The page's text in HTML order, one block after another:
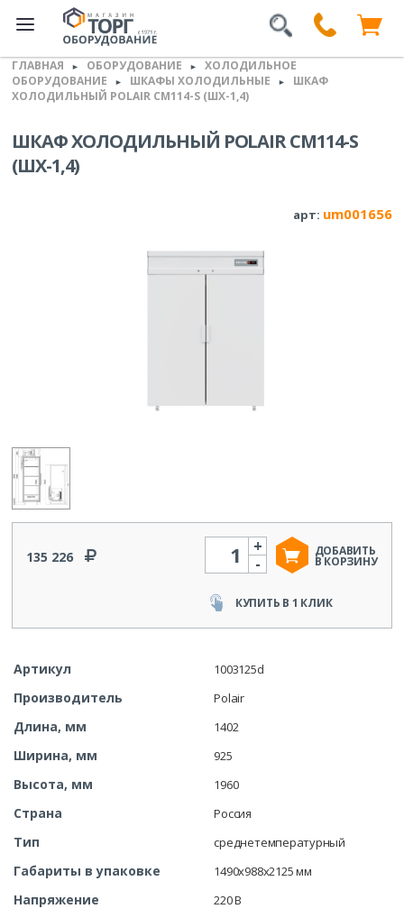
ГЛАВНАЯ ► ОБОРУДОВАНИЕ ►
ХОЛОДИЛЬНОЕ
ОБОРУДОВАНИЕ
► ШКАФЫ ХОЛОДИЛЬНЫЕ ►
ШКАФ
ХОЛОДИЛЬНЫЙ POLAIR CM114-S (ШХ-1,4)
ШКАФ ХОЛОДИЛЬНЫЙ POLAIR CM114-S
(ШХ-1,4)
арт: um001656
135 226
Количество
-
+ ДОБАВИТЬ
В КОРЗИНУ
КУПИТЬ В 1 КЛИК
Артикул 1003125d
Производитель Polair
Длина, мм 1402
Ширина, мм 925
Высота, мм 1960
Страна Россия
Тип среднетемпературный
Габариты в упаковке 1490x988x2125 мм
Напряжение 220 В